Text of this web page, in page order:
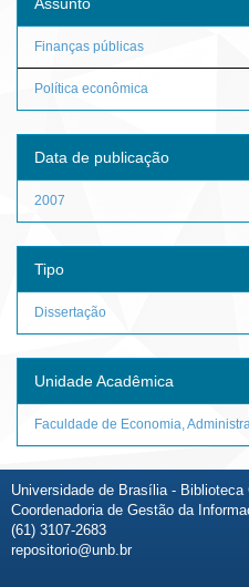
Finanças públicas
Política econômica
Data de publicação
2007
Tipo
Dissertação
Unidade Acadêmica
Faculdade de Economia,
Universidade de Brasília - Biblioteca
Coordenadoria de Gestão da
(61) 3107-2683
repositorio@unb.br